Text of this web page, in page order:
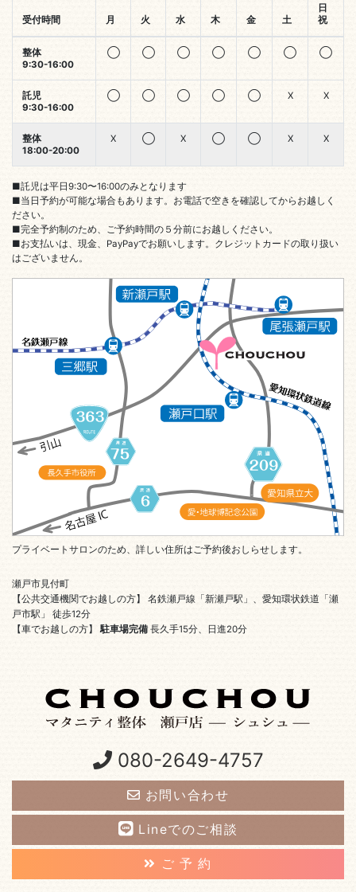
受付時間 月 火 水 木 金 土
日
祝
整体
9:30-16:00
◯ ◯ ◯ ◯ ◯ ◯ ◯
託児
9:30-16:00
◯ ◯ ◯ ◯ ◯ X X
整体
18:00-20:00
X ◯ X ◯ ◯ X X
■託児は平日9:30〜16:00のみとなります
■当日予約が可能な場合もあります。お電話で空きを確認してからお越しく
ださい。
■完全予約制のため、ご予約時間の５分前にお越しください。
■お支払いは、現金、PayPayでお願いします。クレジットカードの取り扱い
はございません。
プライベートサロンのため、詳しい住所はご予約後おしらせします。
瀬戸市見付町
【公共交通機関でお越しの方】 名鉄瀬戸線「新瀬戸駅」、愛知環状鉄道「瀬
戸市駅」 徒歩12分
【車でお越しの方】駐車場完備 長久手15分、日進20分
080-2649-4757
お問い合わせ
Lineでのご相談
ご 予 約